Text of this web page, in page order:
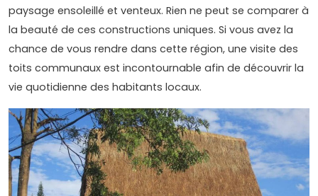
paysage ensoleillé et venteux. Rien ne peut se comparer à
la beauté de ces constructions uniques. Si vous avez la
chance de vous rendre dans cette région, une visite des
toits communaux est incontournable afin de découvrir la
vie quotidienne des habitants locaux.